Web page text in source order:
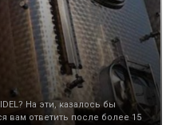
На эти, казалось бы
вам ответить после более 15